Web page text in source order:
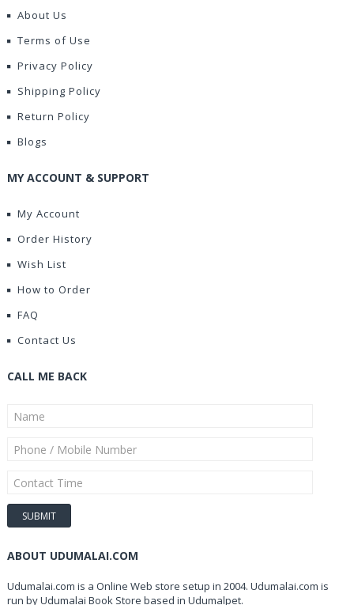
About Us
Terms of Use
Privacy Policy
Shipping Policy
Return Policy
Blogs
MY ACCOUNT & SUPPORT
My Account
Order History
Wish List
How to Order
FAQ
Contact Us
CALL ME BACK
ABOUT UDUMALAI.COM
Udumalai.com is a Online Web store setup in 2004. Udumalai.com is
run by Udumalai Book Store based in Udumalpet.